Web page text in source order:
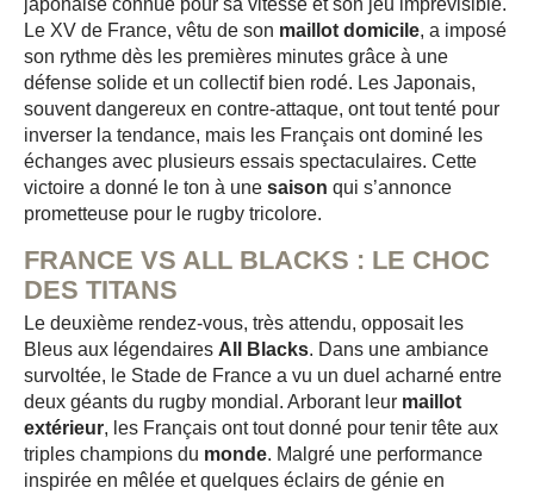
Le XV de France, vêtu de son maillot domicile, a imposé
son rythme dès les premières minutes grâce à une
défense solide et un collectif bien rodé. Les Japonais,
souvent dangereux en contre-attaque, ont tout tenté pour
inverser la tendance, mais les Français ont dominé les
échanges avec plusieurs essais spectaculaires. Cette
victoire a donné le ton à une saison qui s’annonce
prometteuse pour le rugby tricolore.
FRANCE VS ALL BLACKS : LE CHOC
DES TITANS
Le deuxième rendez-vous, très attendu, opposait les
Bleus aux légendaires All Blacks. Dans une ambiance
survoltée, le Stade de France a vu un duel acharné entre
deux géants du rugby mondial. Arborant leur maillot
extérieur, les Français ont tout donné pour tenir tête aux
triples champions du monde. Malgré une performance
inspirée en mêlée et quelques éclairs de génie en